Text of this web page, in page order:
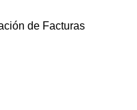
de Facturas